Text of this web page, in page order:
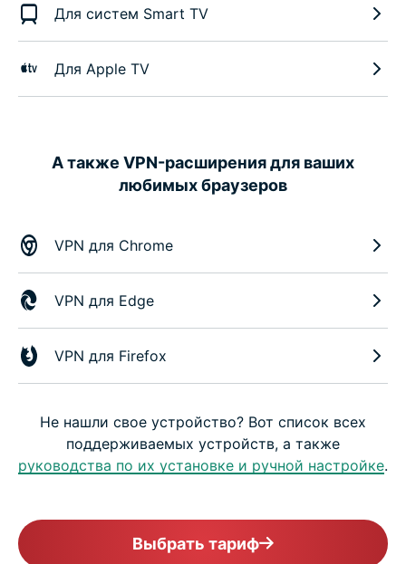
Для систем Smart TV
Для Apple TV
А также VPN-расширения для ваших
любимых браузеров
VPN для Chrome
VPN для Edge
VPN для Firefox
Не нашли свое устройство? Вот список всех
поддерживаемых устройств, а также
руководства по их установке и ручной настройке.
Выбрать тариф